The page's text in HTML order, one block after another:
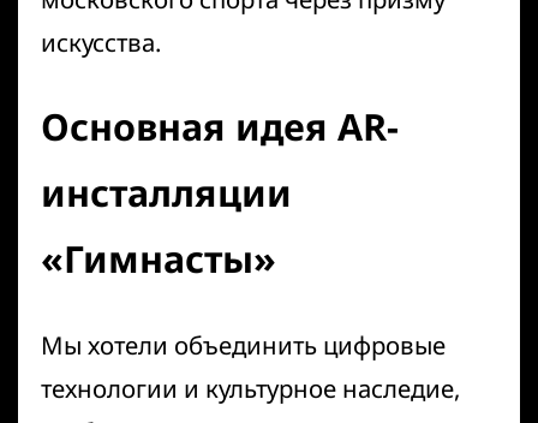
искусства.
Основная идея AR-
инсталляции
«Гимнасты»
Мы хотели объединить цифровые
технологии и культурное наследие,